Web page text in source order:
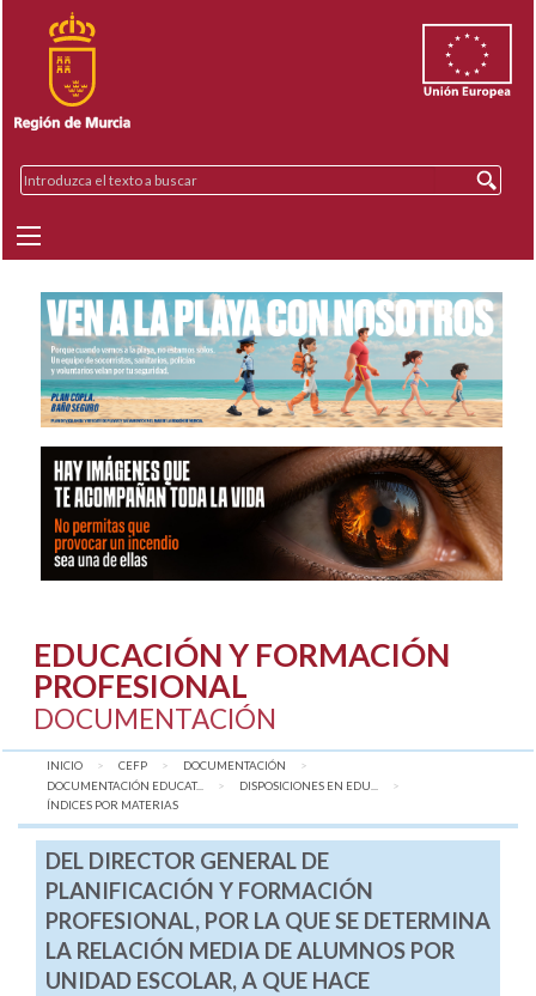
EDUCACIÓN Y FORMACIÓN
PROFESIONAL
DOCUMENTACIÓN
INICIO CEFP
DOCUMENTACIÓN
DOCUMENTACIÓN EDUCAT...
DISPOSICIONES EN EDU...
AQUÍ:
ÍNDICES POR MATERIAS
DEL DIRECTOR GENERAL DE
PLANIFICACIÓN Y FORMACIÓN
PROFESIONAL, POR LA QUE SE DETERMINA
LA RELACIÓN MEDIA DE ALUMNOS POR
UNIDAD ESCOLAR, A QUE HACE